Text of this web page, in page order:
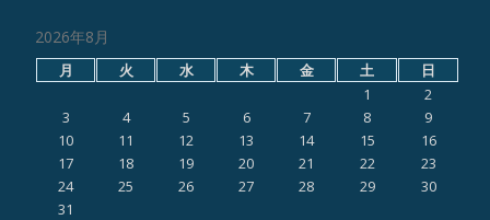
2026年8月
月 火 水 木 金 土
日
1
2
3
4 5 6 7 8
9
10
11 12 13 14 15
16
17
18 19 20 21 22
23
24
25 26 27 28 29
30
31